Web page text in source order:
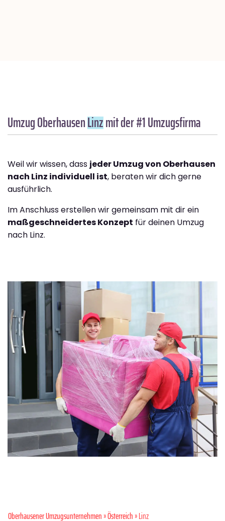
Umzug OberhausenLinzmit der #1 Umzugsfirma
Weil wir wissen, dass jeder Umzug von Oberhausen
nach Linz individuell ist, beraten wir dich gerne
ausführlich.
Im Anschluss erstellen wir gemeinsam mit dir ein
maßgeschneidertes Konzept für deinen Umzug
nach Linz.
Oberhausener Umzugsunternehmen»Österreich» Linz